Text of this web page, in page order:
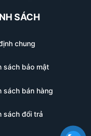
SÁCH
chung
sách bảo mật
sách bán hàng
sách đổi trả